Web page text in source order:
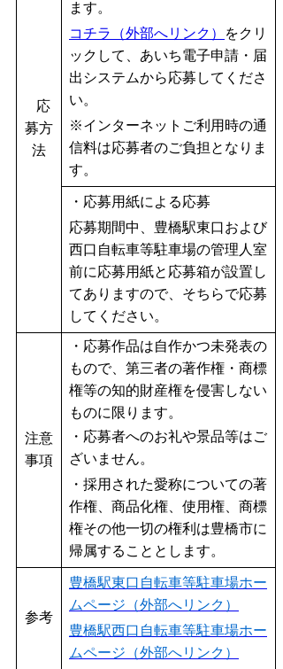
応
募方
法
ます。
コチラ（外部へリンク）
をクリ
ックして、あいち電子申請・届
出システムから応募してくださ
い。
※インターネットご利用時の通
信料は応募者のご負担となりま
す。
・応募用紙による応募
応募期間中、豊橋駅東口および
西口自転車等駐車場の管理人室
前に応募用紙と応募箱が設置し
てありますので、そちらで応募
してください。
注意
事項
・応募作品は自作かつ未発表の
もので、第三者の著作権・商標
権等の知的財産権を侵害しない
ものに限ります。
・応募者へのお礼や景品等はご
ざいません。
・採用された愛称についての著
作権、商品化権、使用権、商標
権その他一切の権利は豊橋市に
帰属することとします。
参考
豊橋駅東口自転車等駐車場ホー
ムページ（外部へリンク）
豊橋駅西口自転車等駐車場ホー
ムページ（外部へリンク）